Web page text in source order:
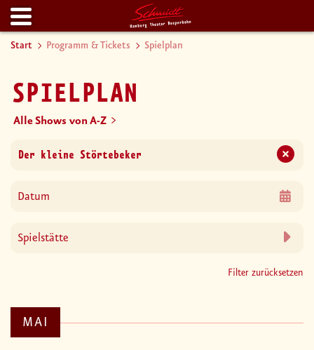
Start Programm & Tickets Spielplan
SPIELPLAN
Alle Shows von A-Z
Filter zurücksetzen
MAI